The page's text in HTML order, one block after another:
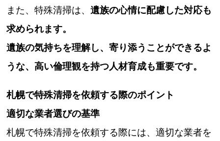
また、特殊清掃は、遺族の心情に配慮した対応も
求められます。
遺族の気持ちを理解し、寄り添うことができるよ
うな、高い倫理観を持つ人材育成も重要です。
札幌で特殊清掃を依頼する際のポイント
適切な業者選びの基準
札幌で特殊清掃を依頼する際には、適切な業者を